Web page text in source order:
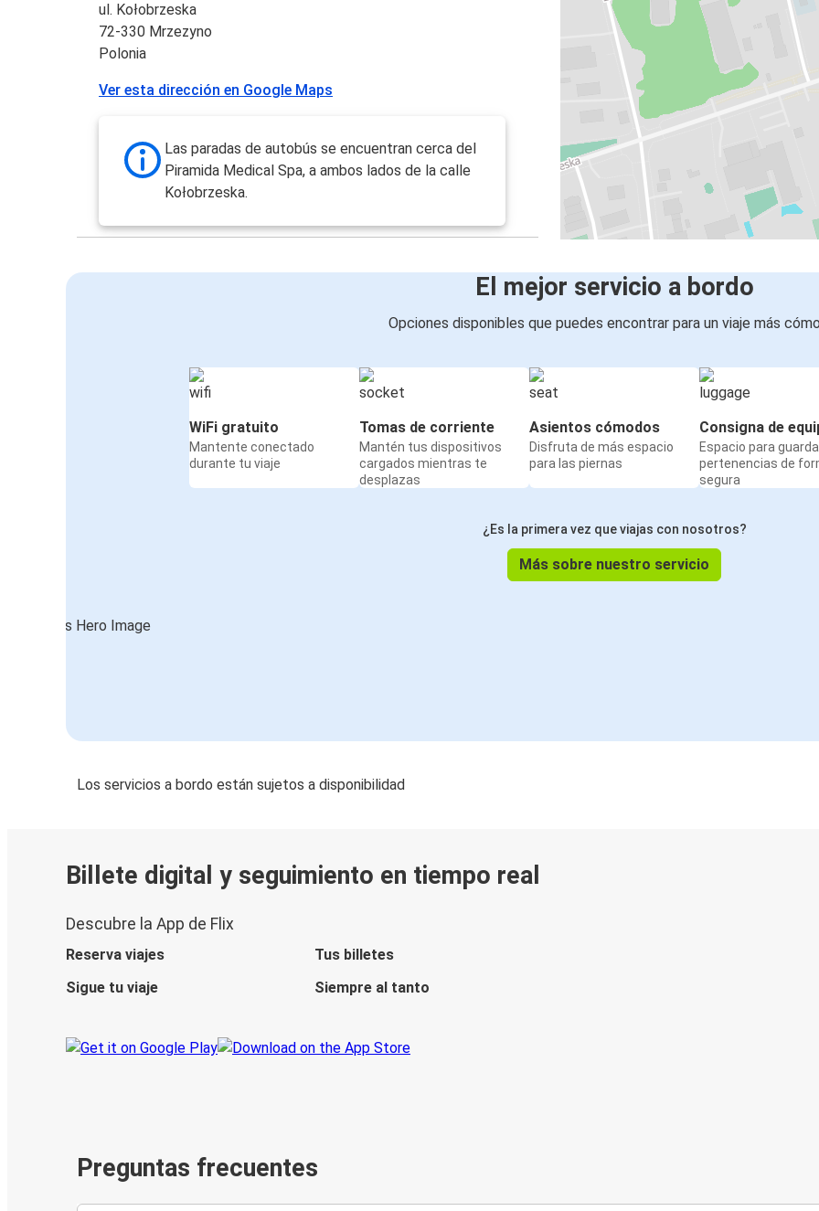
ul. Kołobrzeska
72-330 Mrzezyno
Polonia
Ver esta dirección en Google Maps
Las paradas de autobús se encuentran cerca del
Piramida Medical Spa, a ambos lados de la calle
Kołobrzeska.
El mejor servicio a bordo
Opciones disponibles que puedes encontrar para un viaje más
WiFi gratuito
Mantente conectado
durante tu viaje
Tomas de corriente
Mantén tus dispositivos
cargados mientras te
desplazas
Asientos cómodos
Disfruta de más espacio
para las piernas
Consigna de
Espacio para
pertenencias de
segura
¿Es la primera vez que viajas con nosotros?
Más sobre nuestro servicio
Los servicios a bordo están sujetos a disponibilidad
Billete digital y seguimiento en tiempo real
Descubre la App de Flix
Reserva viajes
Tus billetes
Sigue tu viaje
Siempre al tanto
Preguntas frecuentes